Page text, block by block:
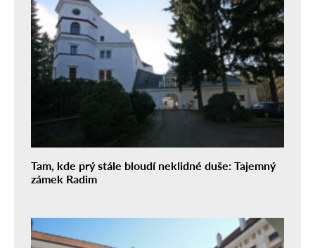
Tam, kde prý stále bloudí neklidné duše: Tajemný
zámek Radim